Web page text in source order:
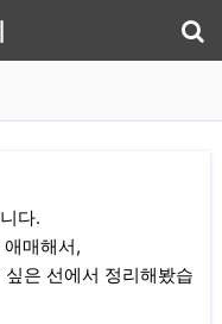
다.
매해서,
은 선에서 정리해봤습